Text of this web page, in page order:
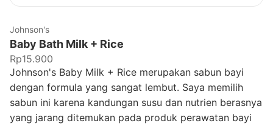
Johnson's
Baby Bath Milk + Rice
Rp15.900
Johnson's Baby Milk + Rice merupakan sabun bayi
dengan formula yang sangat lembut. Saya memilih
sabun ini karena kandungan susu dan nutrien berasnya
yang jarang ditemukan pada produk perawatan bayi